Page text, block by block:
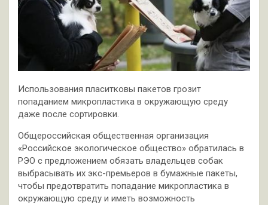
Использования пласитковы пакетов грозит
попаданием микропластика в окружающую среду
даже после сортировки.
Общероссийская общественная организация
«Российское экологическое общество» обратилась в
РЭО с предложением обязать владельцев собак
выбрасывать их экс-премьеров в бумажные пакеты,
чтобы предотвратить попадание микропластика в
окружающую среду и иметь возможность